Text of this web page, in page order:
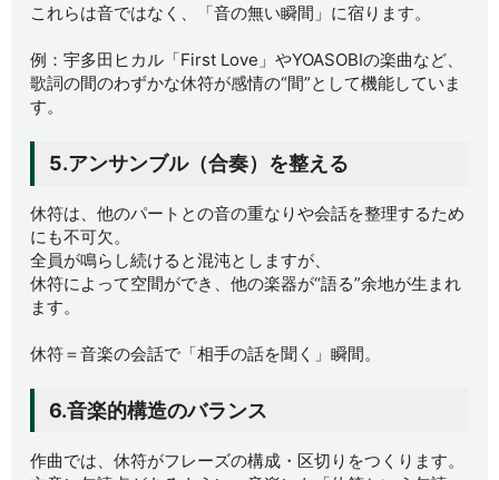
これらは音ではなく、「音の無い瞬間」に宿ります。
例：宇多田ヒカル「First Love」やYOASOBIの楽曲など、
歌詞の間のわずかな休符が感情の“間”として機能していま
す。
5.アンサンブル（合奏）を整える
休符は、他のパートとの音の重なりや会話を整理するため
にも不可欠。
全員が鳴らし続けると混沌としますが、
休符によって空間ができ、他の楽器が“語る”余地が生まれ
ます。
休符＝音楽の会話で「相手の話を聞く」瞬間。
6.音楽的構造のバランス
作曲では、休符がフレーズの構成・区切りをつくります。